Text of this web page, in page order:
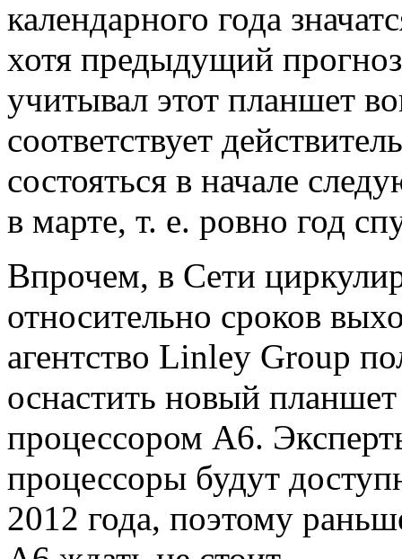
календарного года
хотя предыдущий
учитывал этот планшет
соответствует
состояться в начале
в марте, т. е. ровно год
Впрочем, в Сети
относительно сроков
агентство Linley Group
оснастить новый
процессором A6.
процессоры будут
2012 года, поэтому